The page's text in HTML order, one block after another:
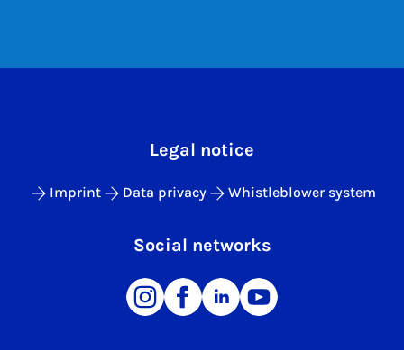
Legal notice
Imprint Data privacy Whistleblower system
Social networks